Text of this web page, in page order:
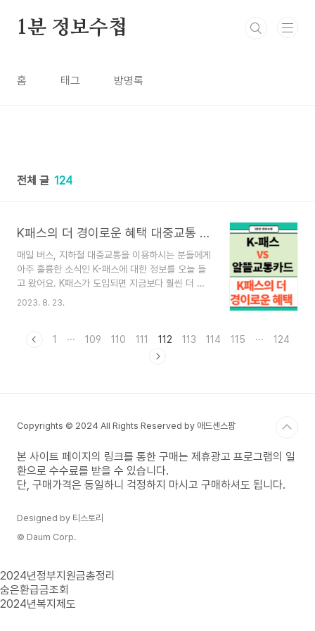
1분 정보수첩
홈 태그 방명록
전체 글 124
K패스의 더 경이로운 혜택 대중교통 이용하고 환급받는 방법
매일 버스, 지하철 대중교통을 이용하시는 분들에게
아주 훌륭한 소식인 K-패스에 대한 정보를 오늘 들
고 왔어요. K패스가 도입되면 지금보다 훨씬 더 많
은 금액적 혜택은 물론 이용이 더 간편해진다고 하
2024년 7월부터 대중교통 이용자들은 지금보다
더 경이로운 혜택을 누릴 수 있는 K패스를 이용하게
단점을 보완해 줄 K패스! 버스, 지하철 대중교통 통
에게 어떤 ..
2023. 8. 23.
1 ··· 109 110 111 112 113 114 115 ··· 124
Copyrights © 2024 All Rights Reserved by 애드센스팜
본 사이트 페이지의 링크를 통한 구매는 제휴광고 프로그램의 일
환으로 수수료를 받을 수 있습니다.
단, 구매가격은 동일하니 걱정하지 마시고 구매하셔도 됩니다.
Designed by 티스토리
© Daum Corp.
2024년정부지원금총정리
숨은환급금조회
2024년복지제도